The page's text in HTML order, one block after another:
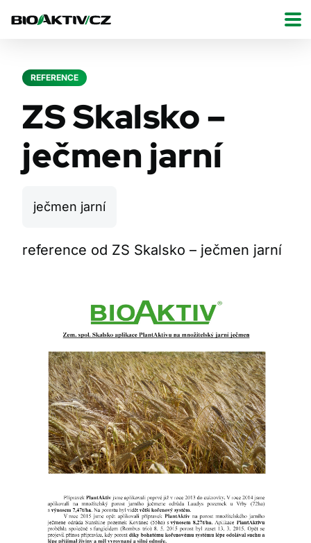
REFERENCE
ZS Skalsko –
ječmen jarní
ječmen jarní
reference od ZS Skalsko – ječmen jarní